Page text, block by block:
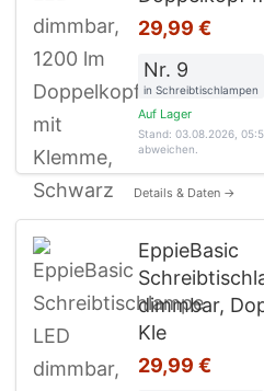
29,99 €
Nr. 9
in Schreibtischlampen
Auf Lager
Stand: 03.08.2026,
abweichen.
Details & Daten →
EppieBasic
dimmbar,
Kle
29,99 €